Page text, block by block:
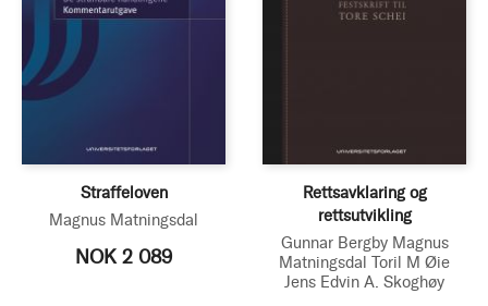
Straffeloven
Magnus Matningsdal
NOK 2 089
Rettsavklaring og
rettsutvikling
Gunnar Bergby Magnus
Matningsdal Toril M Øie
Jens Edvin A. Skoghøy